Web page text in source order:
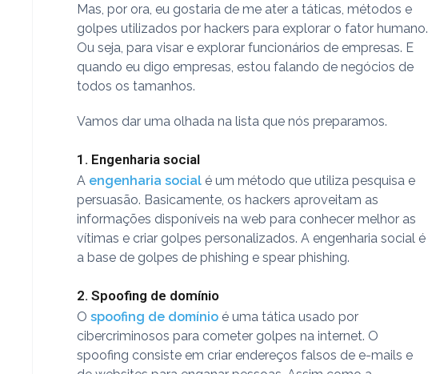
Mas, por ora, eu gostaria de me ater a táticas, métodos e
golpes utilizados por hackers para explorar o fator humano.
Ou seja, para visar e explorar funcionários de empresas. E
quando eu digo empresas, estou falando de negócios de
todos os tamanhos.
Vamos dar uma olhada na lista que nós preparamos.
1. Engenharia social
A engenharia social é um método que utiliza pesquisa e
persuasão. Basicamente, os hackers aproveitam as
informações disponíveis na web para conhecer melhor as
vítimas e criar golpes personalizados. A engenharia social é
a base de golpes de phishing e spear phishing.
2. Spoofing de domínio
Ospoofing de domínio é uma tática usado por
cibercriminosos para cometer golpes na internet. O
spoofing consiste em criar endereços falsos de e-mails e